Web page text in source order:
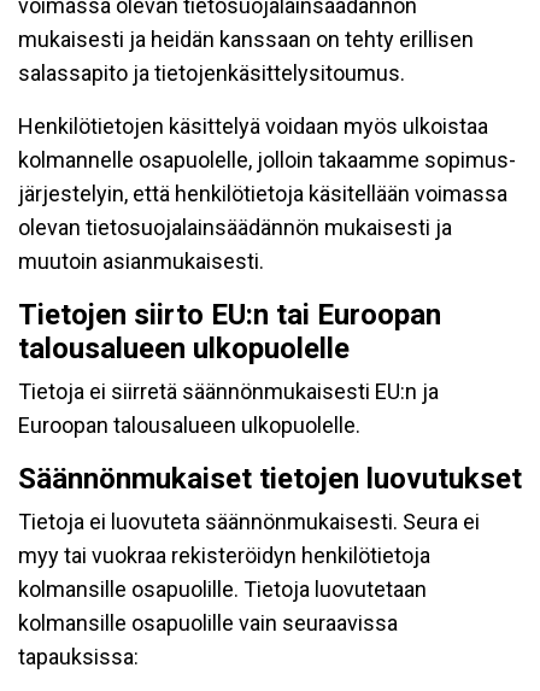
voimassa olevan tietosuojalainsäädännön
mukaisesti ja heidän kanssaan on tehty erillisen
salassapito ja tietojenkäsittelysitoumus.
Henkilötietojen käsittelyä voidaan myös ulkoistaa
kolmannelle osapuolelle, jolloin takaamme sopimus-
järjestelyin, että henkilötietoja käsitellään voimassa
olevan tietosuojalainsäädännön mukaisesti ja
muutoin asianmukaisesti.
Tietojen siirto EU:n tai Euroopan
talousalueen ulkopuolelle
Tietoja ei siirretä säännönmukaisesti EU:n ja
Euroopan talousalueen ulkopuolelle.
Säännönmukaiset tietojen luovutukset
Tietoja ei luovuteta säännönmukaisesti. Seura ei
myy tai vuokraa rekisteröidyn henkilötietoja
kolmansille osapuolille. Tietoja luovutetaan
kolmansille osapuolille vain seuraavissa
tapauksissa: